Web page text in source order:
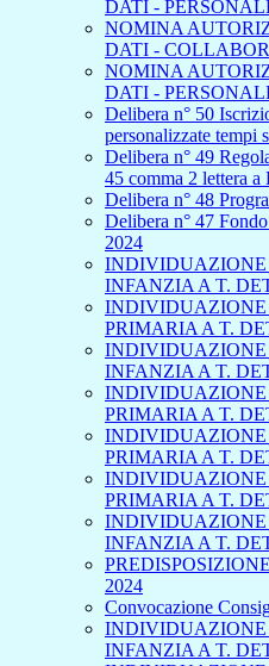
DATI -
NOMINA
DATI -
NOMINA
DATI -
Delibera n° 50
personalizzate tempi
Delibera n° 49
45 comma 2 lettera
Delibera n° 48
Delibera n° 47
2024
INDIVIDUAZIONE
INFANZIA A T.
INDIVIDUAZIONE
PRIMARIA A T.
INDIVIDUAZIONE
INFANZIA A T.
INDIVIDUAZIONE
PRIMARIA A T.
INDIVIDUAZIONE
PRIMARIA A T.
INDIVIDUAZIONE
PRIMARIA A T.
INDIVIDUAZIONE
INFANZIA A T.
2024
Convocazione
INDIVIDUAZIONE
INFANZIA A T.